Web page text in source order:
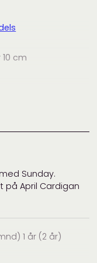
cm
,garnpakke
, Sunday
,Garnpakker,
Sunday.
på April Cardigan
1 år (2 år)